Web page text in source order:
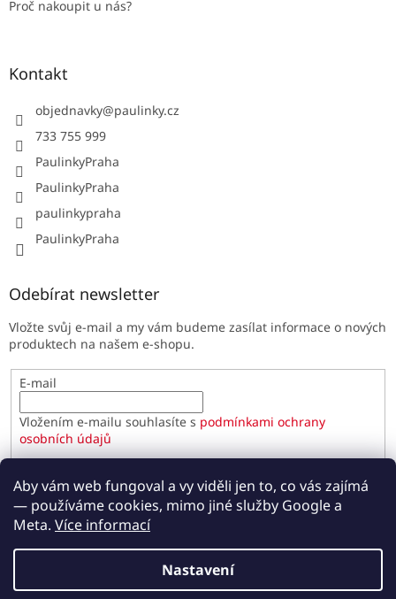
Aby vám web fungoval a vy viděli jen to, co vás zajímá
— používáme cookies, mimo jiné služby Google a
Meta. Více informací
Nastavení
Proč nakoupit u nás?
Kontakt
objednavky@paulinky.cz
733 755 999
PaulinkyPraha
PaulinkyPraha
paulinkypraha
PaulinkyPraha
Odebírat newsletter
Vložte svůj e-mail a my vám budeme zasílat informace o nových
produktech na našem e-shopu.
E-mail
Vložením e-mailu souhlasíte s podmínkami ochrany
osobních údajů
PŘIHLÁSIT SE